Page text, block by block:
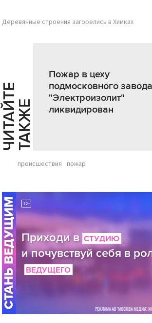
Деревянные строения загорелись в Химках
Ч
И
Т
АЙ
Т
Е
Т
А
К
ЖЕ
Пожар в цеху
подмосковного завода
"Электроизолит"
ликвидирован
происшествия пожар